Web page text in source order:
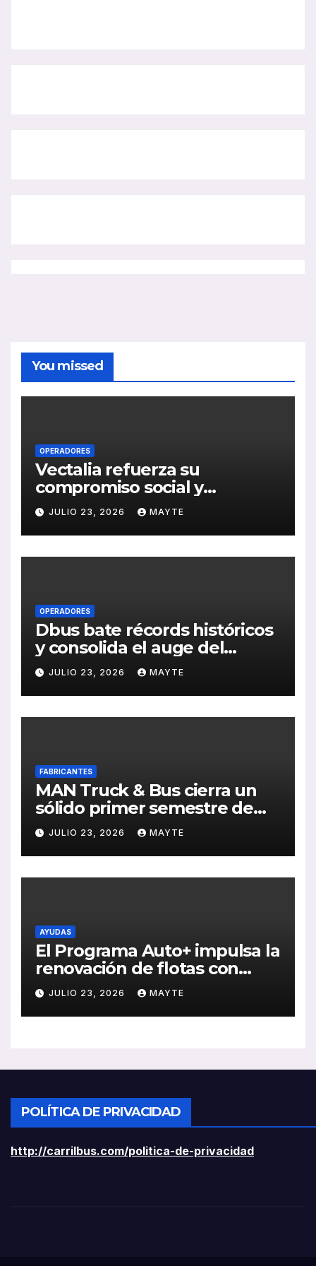
You missed
OPERADORES
Vectalia refuerza su
compromiso social y
medioambiental con la
publicación de su Memoria
de RSC 2025
JULIO 23, 2026 MAYTE
OPERADORES
Dbus bate récords históricos
y consolida el auge del
transporte público en San
Sebastián
JULIO 23, 2026 MAYTE
FABRICANTES
MAN Truck & Bus cierra un
sólido primer semestre de
2026 con crecimiento en
ventas, pedidos y
rentabilidad
JULIO 23, 2026 MAYTE
AYUDAS
El Programa Auto+ impulsa la
renovación de flotas con
ayudas a vehículos eléctricos
ligeros
JULIO 23, 2026 MAYTE
POLÍTICA DE PRIVACIDAD
http://carrilbus.com/politica-de-privacidad